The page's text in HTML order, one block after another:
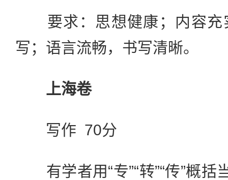
要求：思想健康；内容充
写；语言流畅，书写清晰。
上海卷
写作 70分
有学者用“专”“转”“传”概括